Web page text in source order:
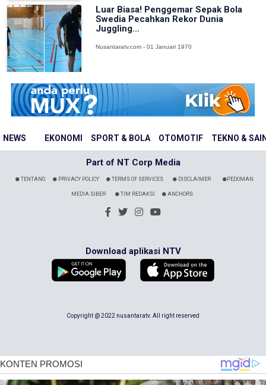
NEWS EKONOMI SPORT & BOLA OTOMOTIF TEKNO &
Luar Biasa! Penggemar Sepak Bola
Swedia Pecahkan Rekor Dunia
Juggling...
Nusantaratv.com - 01 Januari 1970
Part of NT Corp Media
TENTANG PRIVACY POLICY TERMS OF SERVICES DISCLAIMER PEDOMAN
MEDIA SIBER TIM REDAKSI ANCHORS
Download aplikasi NTV
Copyright @ 2022 nusantaratv. All right reserved